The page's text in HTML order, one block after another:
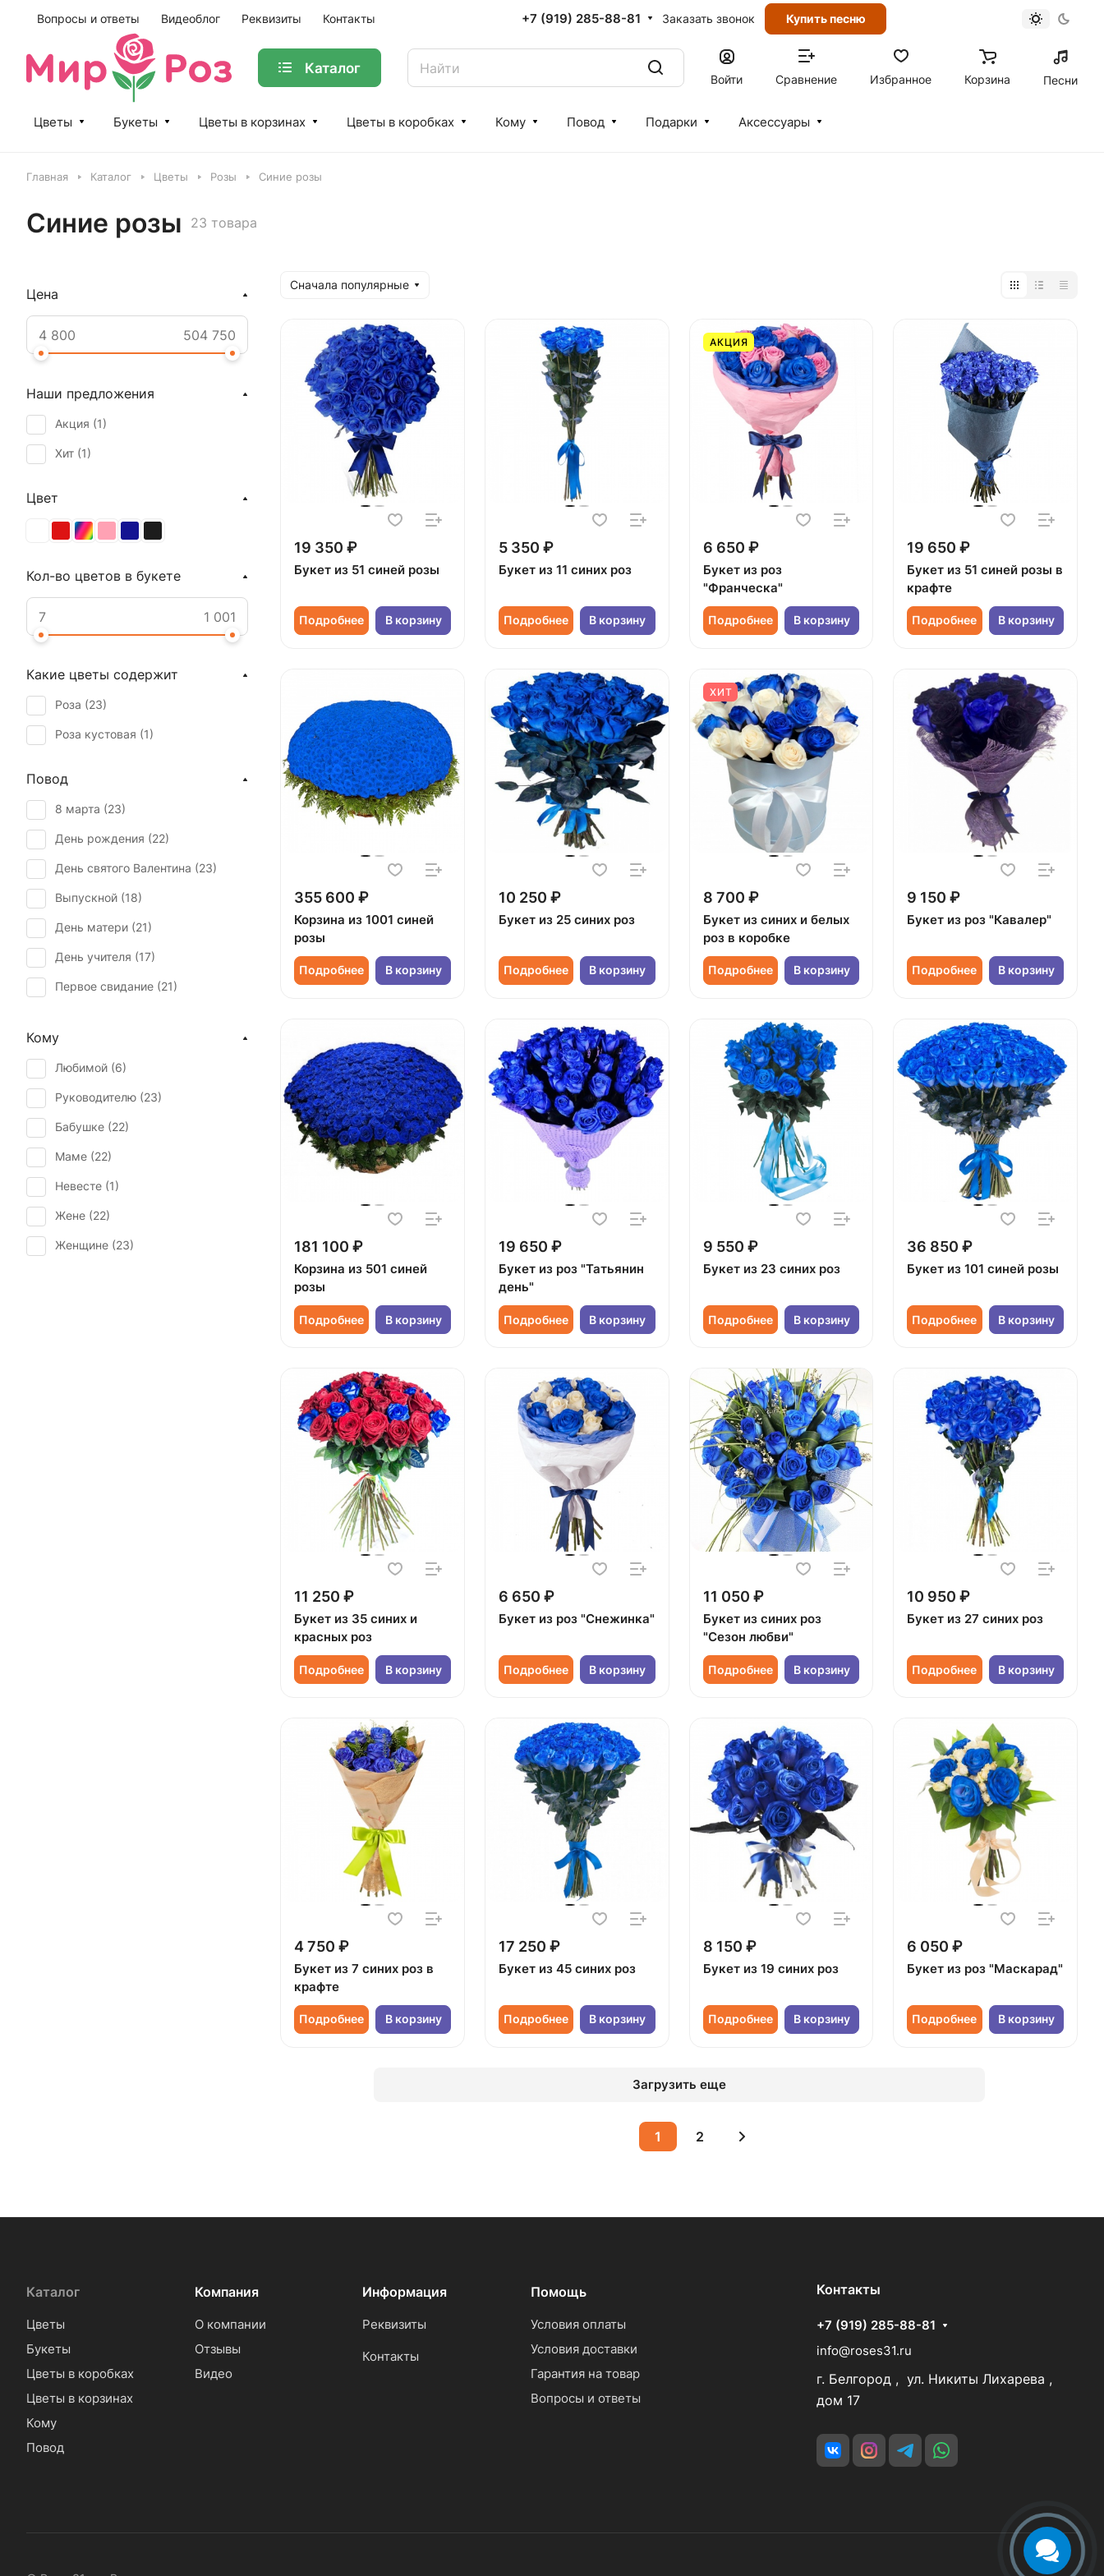
Вопросы и ответы Видеоблог Реквизиты Контакты +7 (919) 285-88-81 Заказать звонок Купить песню
Каталог
Войти Сравнение Избранное Корзина Песни
Цветы Букеты Цветы в корзинах Цветы в коробках Кому Повод Подарки Аксессуары
Главная Каталог Цветы Розы Синие розы
Синие розы 23 товара
Сначала популярные
19 350 ₽
Букет из 51 синей розы
Подробнее В корзину
5 350 ₽
Букет из 11 синих роз
Подробнее В корзину
АКЦИЯ
6 650 ₽
Букет из роз
"Франческа"
Подробнее В корзину
19 650 ₽
Букет из 51 синей розы в
крафте
Подробнее В корзину
355 600 ₽
Корзина из 1001 синей
розы
Подробнее В корзину
10 250 ₽
Букет из 25 синих роз
Подробнее В корзину
ХИТ
8 700 ₽
Букет из синих и белых
роз в коробке
Подробнее В корзину
9 150 ₽
Букет из роз "Кавалер"
Подробнее В корзину
181 100 ₽
Корзина из 501 синей
розы
Подробнее В корзину
19 650 ₽
Букет из роз "Татьянин
день"
Подробнее В корзину
9 550 ₽
Букет из 23 синих роз
Подробнее В корзину
36 850 ₽
Букет из 101 синей розы
Подробнее В корзину
11 250 ₽
Букет из 35 синих и
красных роз
Подробнее В корзину
6 650 ₽
Букет из роз "Снежинка"
Подробнее В корзину
11 050 ₽
Букет из синих роз
"Сезон любви"
Подробнее В корзину
10 950 ₽
Букет из 27 синих роз
Подробнее В корзину
4 750 ₽
Букет из 7 синих роз в
крафте
Подробнее В корзину
17 250 ₽
Букет из 45 синих роз
Подробнее В корзину
8 150 ₽
Букет из 19 синих роз
Подробнее В корзину
6 050 ₽
Букет из роз "Маскарад"
Подробнее В корзину
Загрузить еще
1 2
Цена
Наши предложения
Акция (1)
Хит (1)
Цвет
Кол-во цветов в букете
Какие цветы содержит
Роза (23)
Роза кустовая (1)
Повод
8 марта (23)
День рождения (22)
День святого Валентина (23)
Выпускной (18)
День матери (21)
День учителя (17)
Первое свидание (21)
Рождение ребенка (
Татьянин день (
Юбилей (14)
Кому
Любимой (6)
Руководителю (23)
Бабушке (22)
Маме (22)
Невесте (1)
Жене (22)
Женщине (23)
Каталог
Цветы
Букеты
Цветы в коробках
Цветы в корзинах
Кому
Повод
Компания
О компании
Отзывы
Видео
Информация
Реквизиты
Контакты
Помощь
Условия оплаты
Условия доставки
Гарантия на товар
Вопросы и ответы
Контакты
+7 (919) 285-88-81
info@roses31.ru
г. Белгород , ул. Никиты Лихарева ,
дом 17